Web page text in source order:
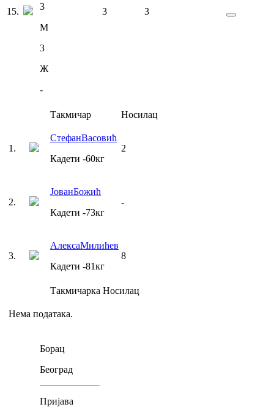
15.
3
М
3
Ж
-
3 3
Такмичар Носилац
1 .
СтефанВасовић
Кадети -60кг
2
2.
ЈованБожић
Кадети -73кг
-
3.
АлексаМилићев
Кадети -81кг
8
Такмичарка Носилац
Нема података.
Борац
Београд
Пријава